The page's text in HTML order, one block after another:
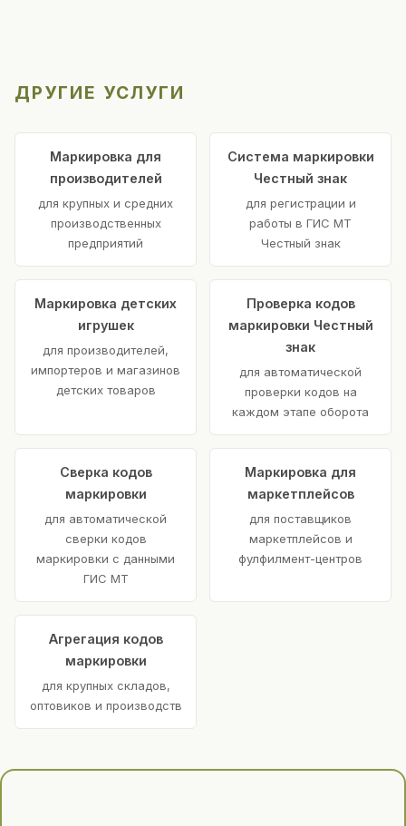
ДРУГИЕ УСЛУГИ
Маркировка для
производителей
для крупных и средних
производственных
предприятий
Система маркировки
Честный знак
для регистрации и
работы в ГИС МТ
Честный знак
Маркировка детских
игрушек
для производителей,
импортеров и магазинов
детских товаров
Проверка кодов
маркировки Честный
знак
для автоматической
проверки кодов на
каждом этапе оборота
Сверка кодов
маркировки
для автоматической
сверки кодов
маркировки с данными
ГИС МТ
Маркировка для
маркетплейсов
для поставщиков
маркетплейсов и
фулфилмент-центров
Агрегация кодов
маркировки
для крупных складов,
оптовиков и производств